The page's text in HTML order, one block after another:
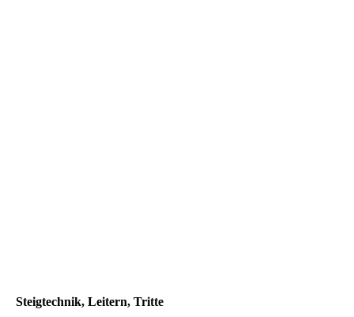
Steigtechnik, Leitern, Tritte